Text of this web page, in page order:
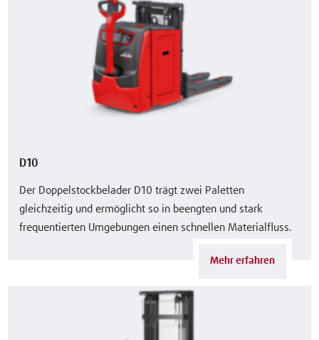
D10
Der Doppelstockbelader D10 trägt zwei Paletten
gleichzeitig und ermöglicht so in beengten und stark
frequentierten Umgebungen einen schnellen Materialfluss.
Mehr erfahren